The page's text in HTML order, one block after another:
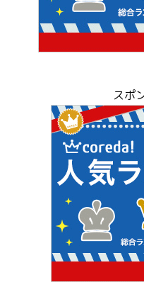
スポ